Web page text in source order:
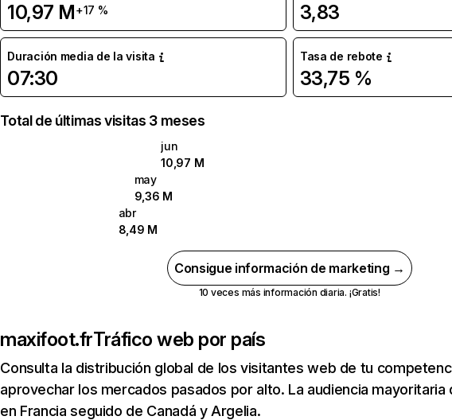
10,97 M+17 % 3,83
Duración media de la visita
07:30
Tasa de rebote
33,75 %
Total de últimas visitas 3 meses
jun
10,97 M
may
9,36 M
abr
8,49 M
Consigue información de marketing →
10 veces más información diaria. ¡Gratis!
maxifoot.frTráfico web por país
Consulta la distribución global de los visitantes web de tu
aprovechar los mercados pasados por alto. La audiencia
en Francia seguido de Canadá y Argelia.